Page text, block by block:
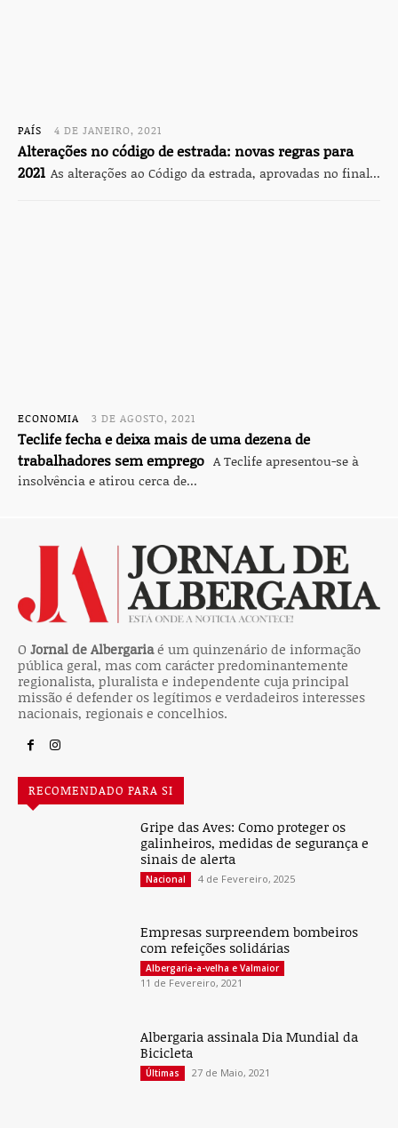
PAÍS 4 DE JANEIRO, 2021
Alterações no código de estrada: novas regras para
2021 As alterações ao Código da estrada, aprovadas no final...
ECONOMIA 3 DE AGOSTO, 2021
Teclife fecha e deixa mais de uma dezena de
trabalhadores sem emprego A Teclife apresentou-se à
insolvência e atirou cerca de...
O Jornal de Albergariaé um quinzenário de informação
pública geral, mas com carácter predominantemente
regionalista, pluralista e independente cuja principal
missão é defender os legítimos e verdadeiros interesses
nacionais, regionais e concelhios.
RECOMENDADO PARA SI
Gripe das Aves: Como proteger os
galinheiros, medidas de segurança e
sinais de alerta
Nacional 4 de Fevereiro, 2025
Empresas surpreendem bombeiros
com refeições solidárias
Albergaria-a-velha e Valmaior
11 de Fevereiro, 2021
Albergaria assinala Dia Mundial da
Bicicleta
Últimas 27 de Maio, 2021